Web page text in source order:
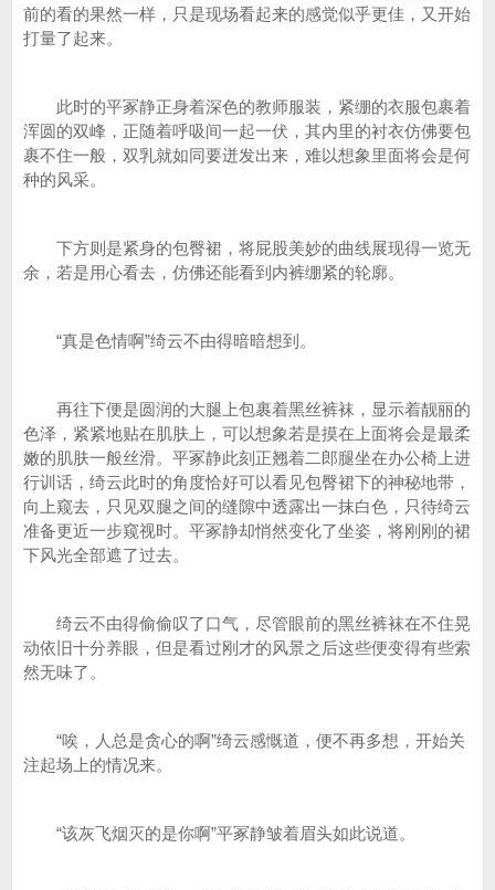
前的看的果然一样，只是现场看起来的感觉似乎更佳，又开始
打量了起来。
此时的平冢静正身着深色的教师服装，紧绷的衣服包裹着
浑圆的双峰，正随着呼吸间一起一伏，其内里的衬衣仿佛要包
裹不住一般，双乳就如同要迸发出来，难以想象里面将会是何
种的风采。
下方则是紧身的包臀裙，将屁股美妙的曲线展现得一览无
余，若是用心看去，仿佛还能看到内裤绷紧的轮廓。
“真是色情啊”绮云不由得暗暗想到。
再往下便是圆润的大腿上包裹着黑丝裤袜，显示着靓丽的
色泽，紧紧地贴在肌肤上，可以想象若是摸在上面将会是最柔
嫩的肌肤一般丝滑。平冢静此刻正翘着二郎腿坐在办公椅上进
行训话，绮云此时的角度恰好可以看见包臀裙下的神秘地带，
向上窥去，只见双腿之间的缝隙中透露出一抹白色，只待绮云
准备更近一步窥视时。平冢静却悄然变化了坐姿，将刚刚的裙
下风光全部遮了过去。
绮云不由得偷偷叹了口气，尽管眼前的黑丝裤袜在不住晃
动依旧十分养眼，但是看过刚才的风景之后这些便变得有些索
然无味了。
“唉，人总是贪心的啊”绮云感慨道，便不再多想，开始关
注起场上的情况来。
“该灰飞烟灭的是你啊”平冢静皱着眉头如此说道。